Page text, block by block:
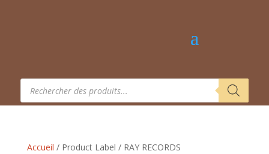
Recherche
produits
Accueil / Product Label / RAY RECORDS